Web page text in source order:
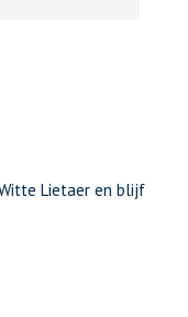
Lietaer en blijf